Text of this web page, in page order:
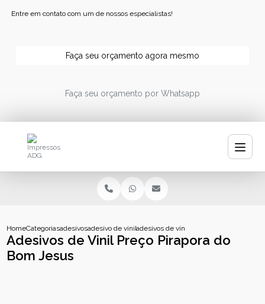
Entre em contato com um de nossos especialistas!
Faça seu orçamento agora mesmo
Faça seu orçamento por Whatsapp
HomeCategoriasadesivosadesivo de vinil brancoadesivos de vinil preco pirapora do bom
Adesivos de Vinil Preço Pirapora do
Bom Jesus